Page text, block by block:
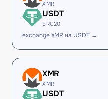
XMR
USDT
ERC20
exchange XMR на USDT →
XMR
XMR
USDT